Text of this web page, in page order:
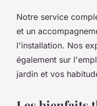
Notre service
et un
l'installation. Nos
également sur
jardin et vos